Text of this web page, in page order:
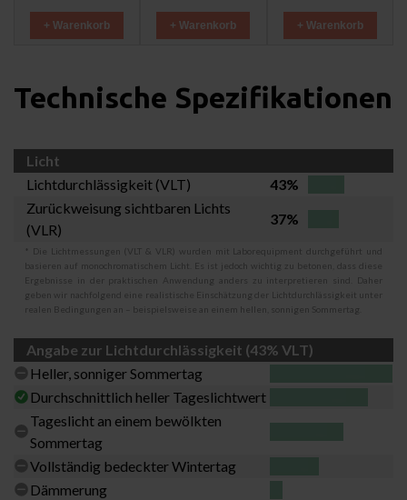
+ Warenkorb + Warenkorb + Warenkorb
Technische Spezifikationen
Licht
Lichtdurchlässigkeit (VLT)
43%
Zurückweisung sichtbaren Lichts
(VLR)
37%
* Die Lichtmessungen (VLT & VLR) wurden mit Laborequipment durchgeführt und
basieren auf monochromatischem Licht. Es ist jedoch wichtig zu betonen, dass diese
Ergebnisse in der praktischen Anwendung anders zu interpretieren sind. Daher
geben wir nachfolgend eine realistische Einschätzung der Lichtdurchlässigkeit unter
realen Bedingungen an – beispielsweise an einem hellen, sonnigen Sommertag.
Angabe zur Lichtdurchlässigkeit (43% VLT)
Heller, sonniger Sommertag
Durchschnittlich heller Tageslichtwert
Tageslicht an einem bewölkten
Sommertag
Vollständig bedeckter Wintertag
Dämmerung